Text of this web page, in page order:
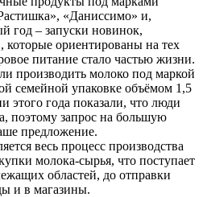
«Даниссимо» и,
год – запуски новинок,
ориентированы на тех
питание стало частью жизни.
производить молоко под маркой
семейной упаковке объёмом 1,5
этого года показали, что люди
поэтому запрос на большую
предложение.
весь процесс производства
молока-сырья, что поступает
областей, до отправки
и в магазины.